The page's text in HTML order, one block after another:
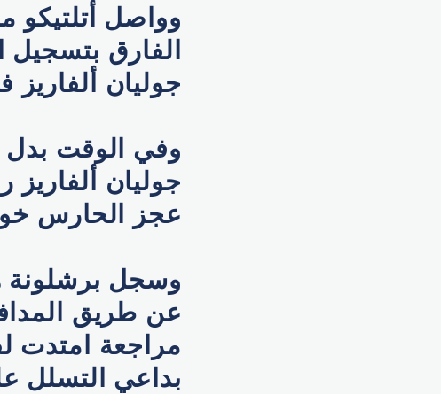
وواصل أتلتيكو
الفارق بتسجيل
جوليان ألفاريز
وفي الوقت بدل
جوليان
عجز الحارس
وسجل برشلونة
عن طريق
مراجعة امتدت
بداعي التسلل